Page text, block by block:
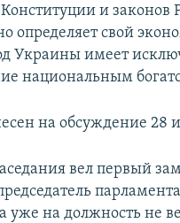
и законов
определяет свой
Украины имеет
национальным
на обсуждение 28
вел первый
уже на должность не